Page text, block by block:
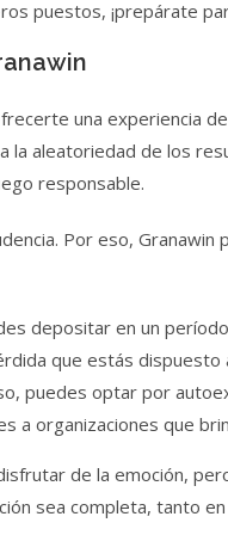
puestos, ¡prepárate
una experiencia
aleatoriedad de los
responsable.
Por eso,
depositar en un
que estás dispuesto
puedes optar por
a organizaciones que
de la emoción,
sea completa, tanto